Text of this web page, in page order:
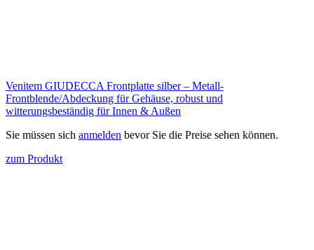
Venitem GIUDECCA Frontplatte silber – Metall-
Frontblende/Abdeckung für Gehäuse, robust und
witterungsbeständig für Innen & Außen
Sie müssen sich anmelden bevor Sie die Preise sehen können.
zum Produkt